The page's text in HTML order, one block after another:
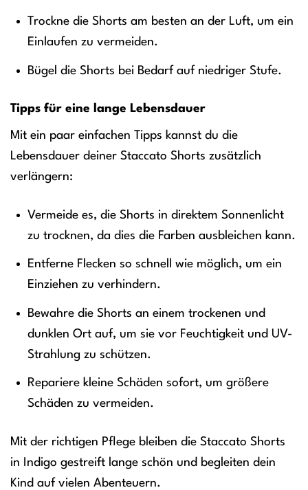
Trockne die Shorts am besten an der Luft, um ein
Einlaufen zu vermeiden.
Bügel die Shorts bei Bedarf auf niedriger Stufe.
Tipps für eine lange Lebensdauer
Mit ein paar einfachen Tipps kannst du die
Lebensdauer deiner Staccato Shorts zusätzlich
verlängern:
Vermeide es, die Shorts in direktem Sonnenlicht
zu trocknen, da dies die Farben ausbleichen kann.
Entferne Flecken so schnell wie möglich, um ein
Einziehen zu verhindern.
Bewahre die Shorts an einem trockenen und
dunklen Ort auf, um sie vor Feuchtigkeit und UV-
Strahlung zu schützen.
Repariere kleine Schäden sofort, um größere
Schäden zu vermeiden.
Mit der richtigen Pflege bleiben die Staccato Shorts
in Indigo gestreift lange schön und begleiten dein
Kind auf vielen Abenteuern.